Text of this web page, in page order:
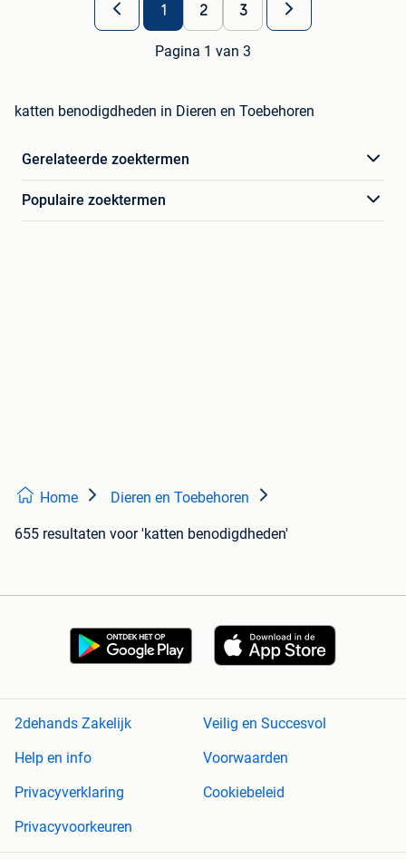
1 2 3
Pagina 1 van 3
katten benodigdheden in Dieren en Toebehoren
Gerelateerde zoektermen
Populaire zoektermen
Home Dieren en Toebehoren
655 resultaten voor 'katten benodigdheden'
2dehands Zakelijk
Veilig en Succesvol
Help en info
Voorwaarden
Privacyverklaring
Cookiebeleid
Privacyvoorkeuren